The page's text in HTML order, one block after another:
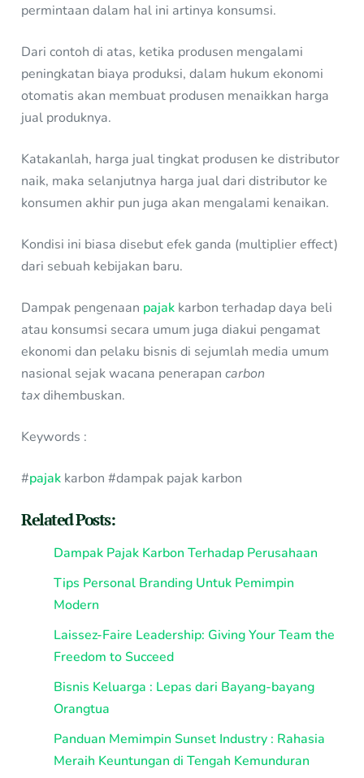
permintaan dalam hal ini artinya konsumsi.
Dari contoh di atas, ketika produsen mengalami
peningkatan biaya produksi, dalam hukum ekonomi
otomatis akan membuat produsen menaikkan harga
jual produknya.
Katakanlah, harga jual tingkat produsen ke distributor
naik, maka selanjutnya harga jual dari distributor ke
konsumen akhir pun juga akan mengalami kenaikan.
Kondisi ini biasa disebut efek ganda (multiplier effect)
dari sebuah kebijakan baru.
Dampak pengenaan pajak karbon terhadap daya beli
atau konsumsi secara umum juga diakui pengamat
ekonomi dan pelaku bisnis di sejumlah media umum
nasional sejak wacana penerapancarbon
taxdihembuskan.
Keywords :
#pajak karbon #dampak pajak karbon
Related Posts:
Dampak Pajak Karbon Terhadap Perusahaan
Tips Personal Branding Untuk Pemimpin
Modern
Laissez-Faire Leadership: Giving Your Team the
Freedom to Succeed
Bisnis Keluarga : Lepas dari Bayang-bayang
Orangtua
Panduan Memimpin Sunset Industry : Rahasia
Meraih Keuntungan di Tengah Kemunduran